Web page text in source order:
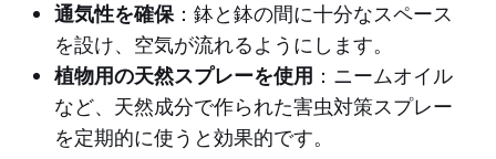
通気性を確保 ：鉢と鉢の間に十分なスペース
を設け、空気が流れるようにします。
植物用の天然スプレーを使用 ：ニームオイル
など、天然成分で作られた害虫対策スプレー
を定期的に使うと効果的です。